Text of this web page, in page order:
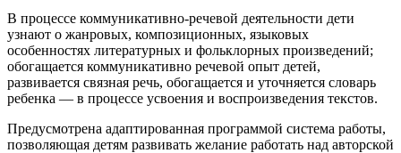
В процессе коммуникативно-речевой деятельности дети
узнают о жанровых, композиционных, языковых
особенностях литературных и фольклорных произведений;
обогащается коммуникативно речевой опыт детей,
развивается связная речь, обогащается и уточняется словарь
ребенка — в процессе усвоения и воспроизведения текстов.
Предусмотрена адаптированная программой система работы,
позволяющая детям развивать желание работать над авторской